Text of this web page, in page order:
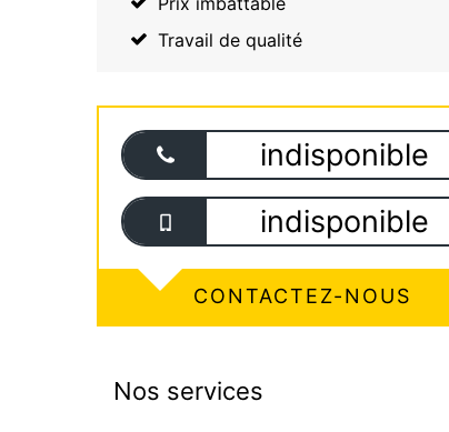
Travail de qualité
indisponible
indisponible
CONTACTEZ-NOUS
Nos services